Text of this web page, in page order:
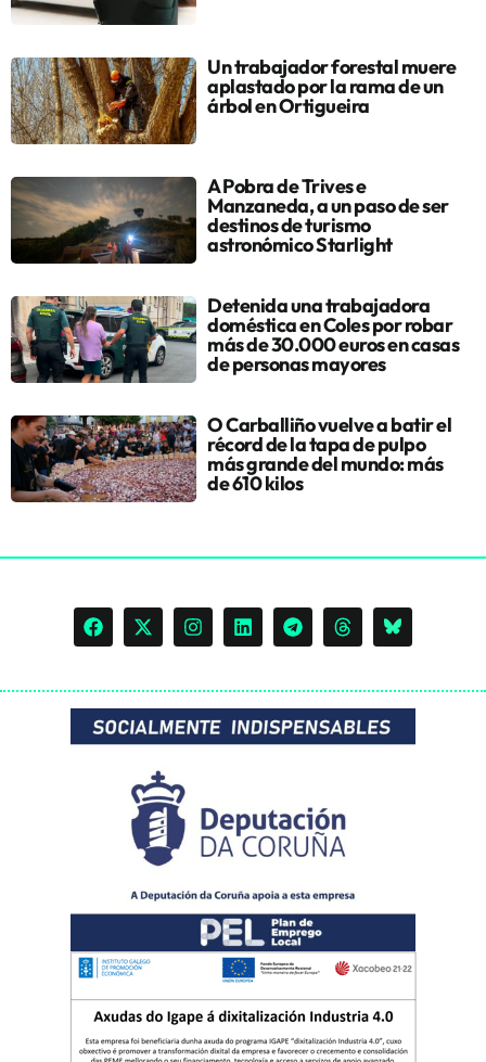
Un trabajador forestal muere
aplastado por la rama de un
árbol en Ortigueira
A Pobra de Trives e
Manzaneda, a un paso de ser
destinos de turismo
astronómico Starlight
Detenida una trabajadora
doméstica en Coles por robar
más de 30.000 euros en casas
de personas mayores
O Carballiño vuelve a batir el
récord de la tapa de pulpo
más grande del mundo: más
de 610 kilos